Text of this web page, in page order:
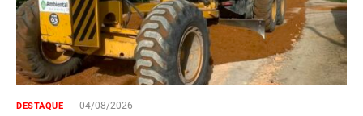
DESTAQUE 04/08/2026